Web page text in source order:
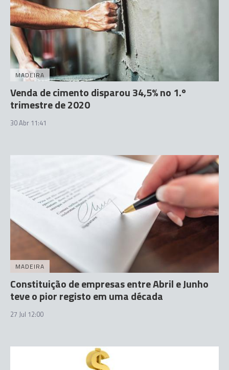
MADEIRA
Venda de cimento disparou 34,5% no 1.º
trimestre de 2020
30 Abr 11:41
MADEIRA
Constituição de empresas entre Abril e Junho
teve o pior registo em uma década
27 Jul 12:00